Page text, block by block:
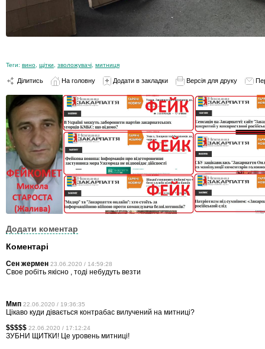
Теги: вино щітки зволожувачі митниця
Ділитись На головну Додати в закладки Версія для друку
Додати коментар
Коментарі
Сен жермен 23.06.2020 / 14:59:28
Свое робіть якісно , тоді небудуть везти
Ммп 22.06.2020 / 19:36:35
Цікаво куди дівається контрабас вилучений на митниці?
$$$$$ 22.06.2020 / 17:12:24
ЗУБНИ ЩИТКИ! Це уровень митницi!